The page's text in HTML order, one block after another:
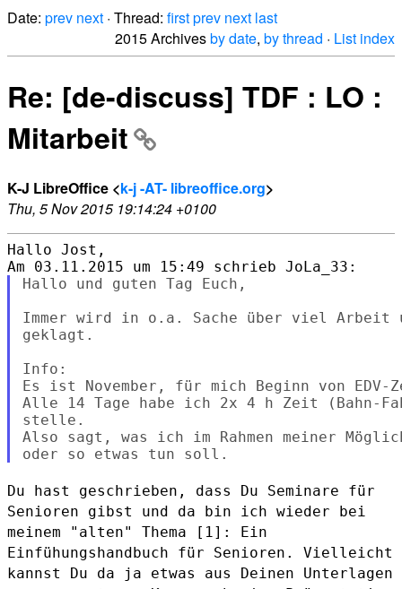
Date: prev next · Thread: firstprev next last
2015 Archivesby date, by thread · List index
Re: [de-discuss] TDF : LO :
Mitarbeit
K-J LibreOffice <k-j -AT- libreoffice.org>
Thu, 5 Nov 2015 19:14:24 +0100
Hallo Jost,
Hallo und guten Tag Euch,
Immer wird in o.a. Sache über viel Arbeit
geklagt.
Info:
Es ist November, für mich Beginn von
Alle 14 Tage habe ich 2x 4 h Zeit (Bahn-
stelle.
Also sagt, was ich im Rahmen meiner
Du hast geschrieben, dass Du Seminare für
Senioren gibst und da bin ich wieder bei
meinem "alten" Thema [1]: Ein
Einfühungshandbuch für Senioren. Vielleicht
kannst Du da ja etwas aus Deinen Unterlagen